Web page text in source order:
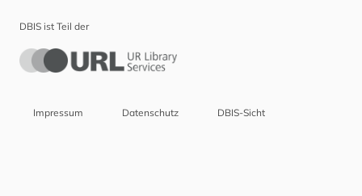
DBIS ist Teil der
Impressum Datenschutz DBIS-Sicht